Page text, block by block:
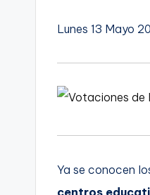
Lunes 13 Mayo
Ya se conocen
centros